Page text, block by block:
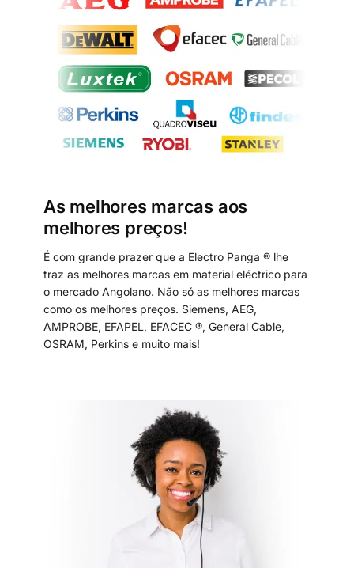
As melhores marcas aos
melhores preços!
É com grande prazer que a Electro Panga ® lhe
traz as melhores marcas em material eléctrico para
o mercado Angolano. Não só as melhores marcas
como os melhores preços. Siemens, AEG,
AMPROBE, EFAPEL, EFACEC ®, General Cable,
OSRAM, Perkins e muito mais!